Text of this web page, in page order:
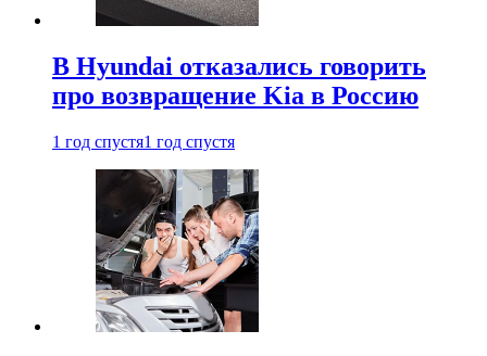
В Hyundai отказались говорить
про возвращение Kia в Россию
1 год спустя1 год спустя